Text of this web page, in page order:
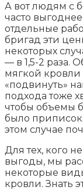
А вот людям с
часто
отдельные
бригад эти
некоторых
— в 1,5-2 раза.
мягкой кровли
«подвинуть»
подхода тоже
чтобы объемы
было
этом случае
Для тех, кого
выгоды, мы
некоторые
кровли. Знать